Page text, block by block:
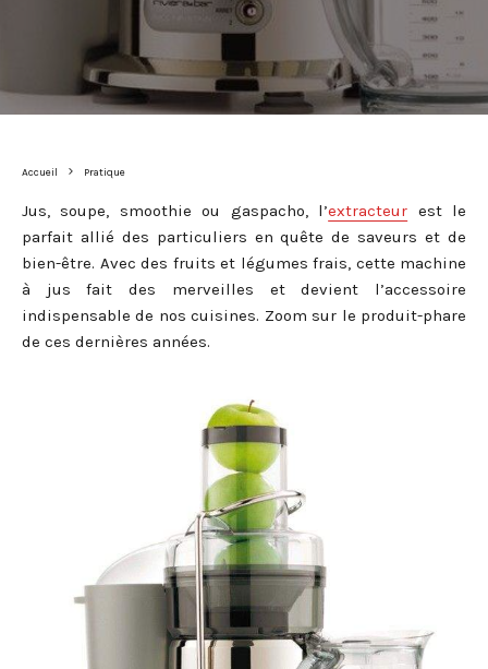
Accueil Pratique
Jus, soupe, smoothie ou gaspacho, l’extracteur est le
parfait allié des particuliers en quête de saveurs et de
bien-être. Avec des fruits et légumes frais, cette machine
à jus fait des merveilles et devient l’accessoire
indispensable de nos cuisines. Zoom sur le produit-phare
de ces dernières années.